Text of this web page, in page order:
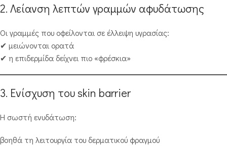
2. Λείανση λεπτών γραμμών αφυδάτωσης
Οι γραμμές που οφείλονται σε έλλειψη υγρασίας:
✔ μειώνονται ορατά
✔ η επιδερμίδα δείχνει πιο «φρέσκια»
3. Ενίσχυση του skin barrier
Η σωστή ενυδάτωση:
βοηθά τη λειτουργία του δερματικού φραγμού